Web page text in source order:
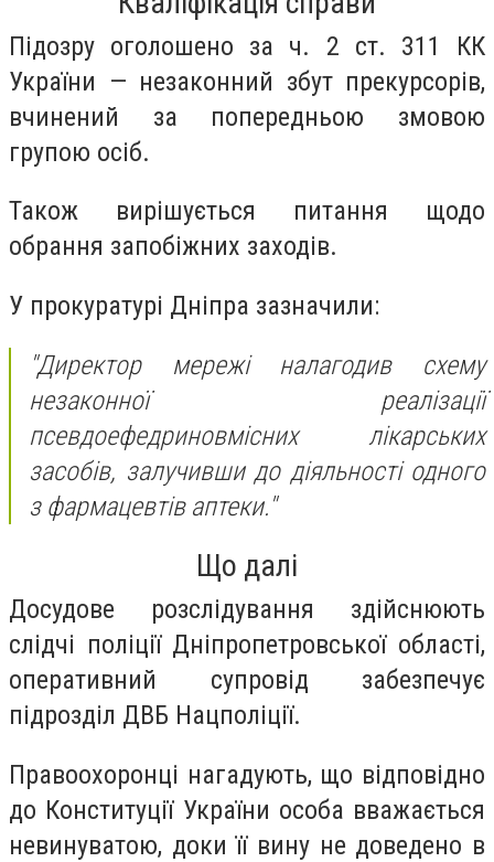
Підозру оголошено за ч. 2 ст. 311 КК
України — незаконний збут прекурсорів,
вчинений за попередньою змовою
групою осіб.
Також вирішується питання щодо
обрання запобіжних заходів.
У прокуратурі Дніпра зазначили:
"Директор мережі налагодив схему
незаконної реалізації
псевдоефедриновмісних лікарських
засобів, залучивши до діяльності одного
з фармацевтів аптеки."
Що далі
Досудове розслідування здійснюють
слідчі поліції Дніпропетровської області,
оперативний супровід забезпечує
підрозділ ДВБ Нацполіції.
Правоохоронці нагадують, що відповідно
до Конституції України особа вважається
невинуватою, доки її вину не доведено в